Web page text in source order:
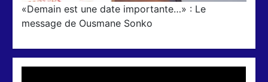
«Demain est une date importante…» : Le
message de Ousmane Sonko